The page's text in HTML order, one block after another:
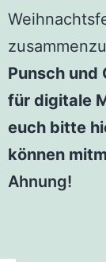
Punsch und
für digitale
euch bitte
können
Ahnung!